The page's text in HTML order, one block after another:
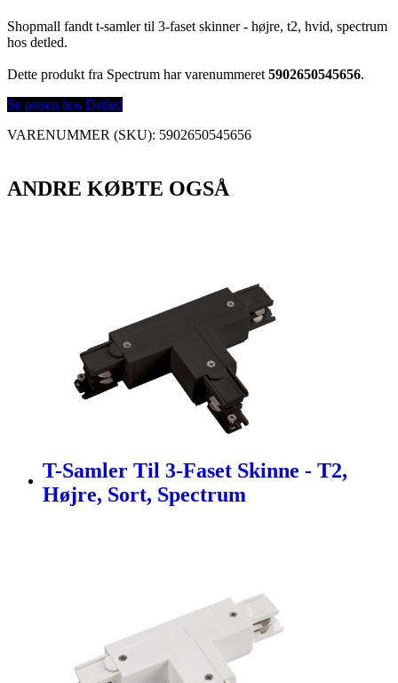
Shopmall fandt t-samler til 3-faset skinner - højre, t2, hvid, spectrum
hos detled.
Dette produkt fra Spectrum har varenummeret 5902650545656.
Se prisen hos Detled
VARENUMMER (SKU): 5902650545656
ANDRE KØBTE OGSÅ
T-Samler Til 3-Faset Skinne - T2,
Højre, Sort, Spectrum